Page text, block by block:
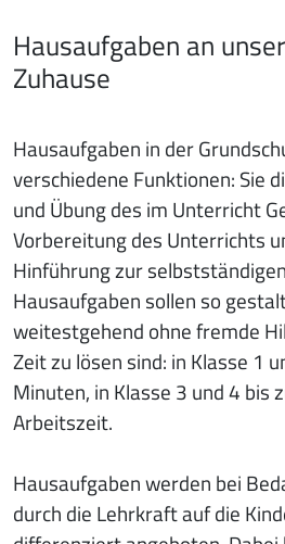
Hausaufgaben an
Zuhause
Hausaufgaben in der
verschiedene Funktionen: Sie
und Übung des im Unterricht
Vorbereitung des Unterrichts
Hinführung zur
Hausaufgaben sollen so
weitestgehend ohne fremde
Zeit zu lösen sind: in Klasse 1
Minuten, in Klasse 3 und 4 bis
Arbeitszeit.
Hausaufgaben werden bei
durch die Lehrkraft auf die